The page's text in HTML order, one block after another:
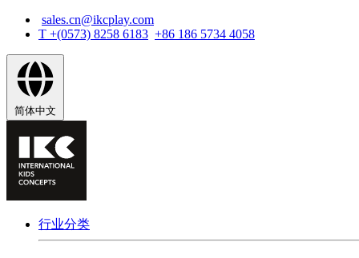
到
主
要
内
容
sales.cn@ikcplay.com
T +(0573) 8258 6183 +86 186 5734 4058
简体中文
行业分类